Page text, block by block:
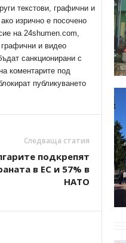
текстови, графични и
изрично е посочено
на 24shumen.com,
и видео
санкционирани с
коментарите под
публикуването
Следваща статия
подкрепят
в ЕС и 57% в
НАТО